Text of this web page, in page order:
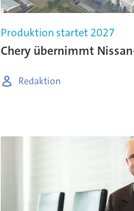
Produktion startet 2027
Chery übernimmt
Redaktion